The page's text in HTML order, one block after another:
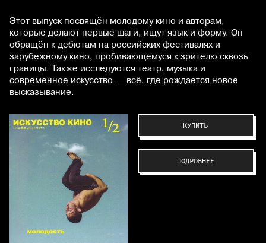
Этот выпуск посвящён молодому кино и авторам,
которые делают первые шаги, ищут язык и форму. Он
обращён к дебютам на российских фестивалях и
зарубежному кино, пробивающемуся к зрителю сквозь
границы. Также исследуются театр, музыка и
современное искусство — всё, где рождается новое
высказывание.
КУПИТЬ
ПОДРОБНЕЕ